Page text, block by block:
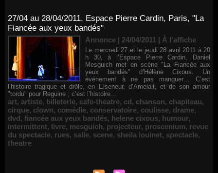
27/04 au 28/04/2011, Espace Pierre Cardin, Paris, "La
Fiancée aux yeux bandés"
Annonce | 24/04/2011 | À l'affiche
Le mercredi 27 et le jeudi 28 avril 2011 à 20
h 30, à l’Espace Pierre Cardin, Daniel
Mesguich met en scène "La Fiancée aux
yeux bandés" d’Hélène Cixous. Un
événement à ne pas manquer… C’est
l’histoire tragique et drôle, en Elseneur, d’Amelait, et de son amour
"tordu" pour Reguine ; c’est l’histoire...
art, artiste, billeterie, cafe-theatre, cd, chanson, chapiteau,
cirque, clown, comédie, conservatoire, coulisse, drame,
dvd, fiancée aux yeux bandés, helene cixous, humour,
intermittent, livre, mesguich, projecteur, proscenium, revue
du spectacle, rues, salle, scene, sheila louinet, spectacle,
theatre